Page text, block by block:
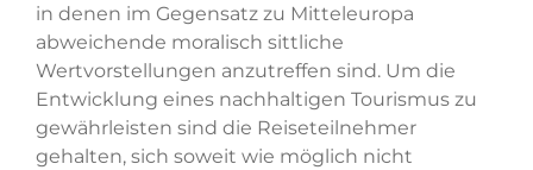
in denen im Gegensatz zu Mitteleuropa
abweichende moralisch sittliche
Wertvorstellungen anzutreffen sind. Um die
Entwicklung eines nachhaltigen Tourismus zu
gewährleisten sind die Reiseteilnehmer
gehalten, sich soweit wie möglich nicht